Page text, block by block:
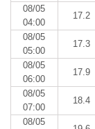
08/05
04:00
17.2
08/05
05:00
17.3
08/05
06:00
17.9
08/05
07:00
18.4
08/05